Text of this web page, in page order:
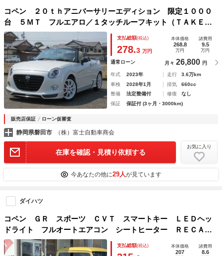
コペン ２０ｔｈアニバーサリーエディション 限定１０００
台 ５ＭＴ フルエアロ／１タッチルーフキット（ＴＡＫＥ
ＯＦＦ）カーボンリアスポ／サブコン／ＭＣＢ（Ｄ－ＳＰＯＲ
Ｔ） ４ポットキャリパーブレーキキット（ＢＡＲＩＫＩ）
ＨＫＳマフラー
支払総額(税込)
278.3 万円
本体価格
268.8
万円
諸費用
9.5
万円
通常ローン 月々 26,800 円
年式 2023年 走行
3.6万km
車検
2028年1月 排気
660cc
整備
法定整備付 修復
なし
保証
保証付 (3ヶ月・3000km)
販売店保証 ローン仮審査
静岡県磐田市 （株）富士自動車商会
在庫を確認・見積り依頼する
お気に入り
今あなたの他に29人が見ています
ダイハツ
コペン ＧＲ スポーツ ＣＶＴ スマートキー ＬＥＤヘッ
ドライト フルオートエアコン シートヒーター ＲＥＣＡＲ
Ｏシート ＭＯＭＯハンドル ＢＢＳホイール パドルシフ
ト アイドリングストップ フォグランプ オートライト
支払総額(税込) 本体価格
207
諸費用
8.6